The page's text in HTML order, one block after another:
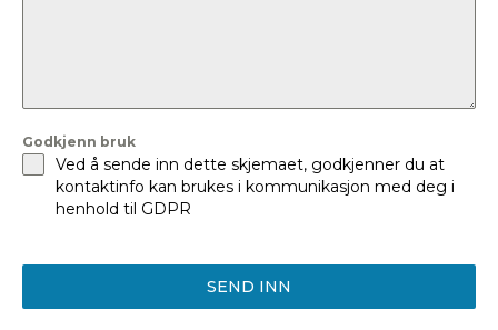
Godkjenn bruk
Ved å sende inn dette skjemaet, godkjenner du at
kontaktinfo kan brukes i kommunikasjon med deg i
henhold til GDPR
SEND INN